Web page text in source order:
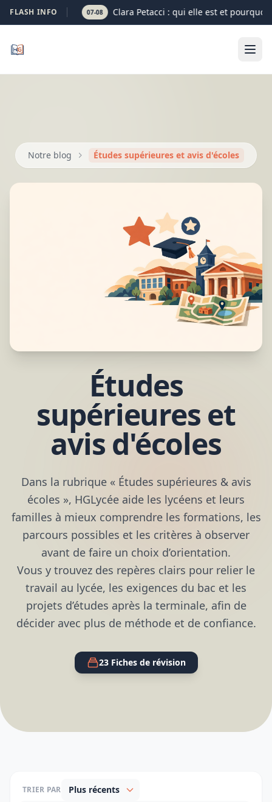
FLASH INFO 07-08 Clara Petacci : qui elle est et pourquoi
Notre blog Études supérieures et avis d'écoles
Études
supérieures et
avis d'écoles
Dans la rubrique « Études supérieures & avis
écoles », HGLycée aide les lycéens et leurs
familles à mieux comprendre les formations, les
parcours possibles et les critères à observer
avant de faire un choix d’orientation.
Vous y trouvez des repères clairs pour relier le
travail au lycée, les exigences du bac et les
projets d’études après la terminale, afin de
décider avec plus de méthode et de confiance.
23 Fiches de révision
TRIER PAR